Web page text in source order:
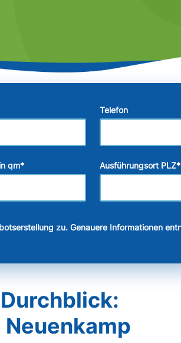
Telefon
qm* Ausführungsort PLZ*
zu. Genauere Informationen